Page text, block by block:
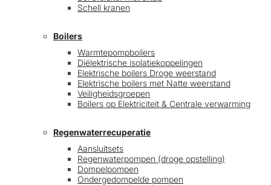
Schell kranen
Boilers
Warmtepompboilers
Diëlektrische isolatiekoppelingen
Elektrische boilers Droge weerstand
Elektrische boilers met Natte weerstand
Veiligheidsgroepen
Boilers op Elektriciteit & Centrale verwarming
Regenwaterrecuperatie
Aansluitsets
Regenwaterpompen (droge opstelling)
Dompelpompen
Ondergedompelde pompen